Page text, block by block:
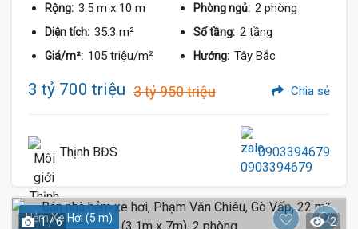
Rộng: 3.5 m x 10 m Phòng ngủ: 2 phòng
Diện tích: 35.3 m² Số tầng: 2 tầng
Giá/m²: 105 triệu/m² Hướng: Tây Bắc
3 tỷ 700 triệu 3 tỷ 950 triệu Chia sẻ
Thịnh BĐS 0903394679
Hẻm Xe Hơi (5 m)
1 / 6 2